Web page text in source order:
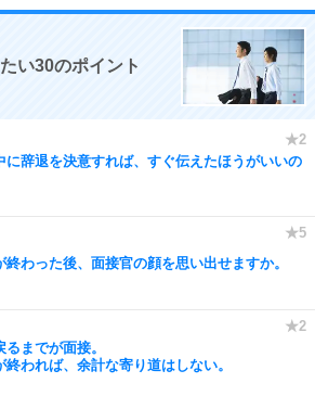
い30のポイント
に辞退を決意すれば、すぐ伝えたほうがいいの
終わった後、面接官の顔を思い出せますか。
るまでが面接。
終われば、余計な寄り道はしない。